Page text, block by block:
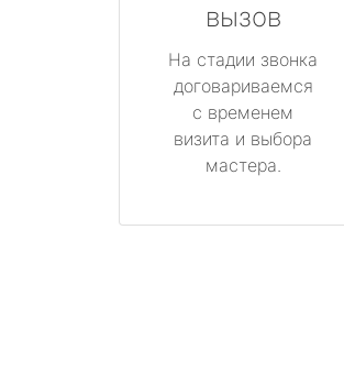
вызов
На стадии звонка
договариваемся
с временем
визита и выбора
мастера.